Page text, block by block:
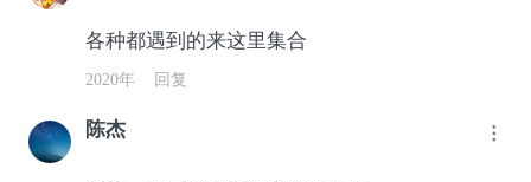
各种都遇到的来这里集合
2020年 回复
陈杰